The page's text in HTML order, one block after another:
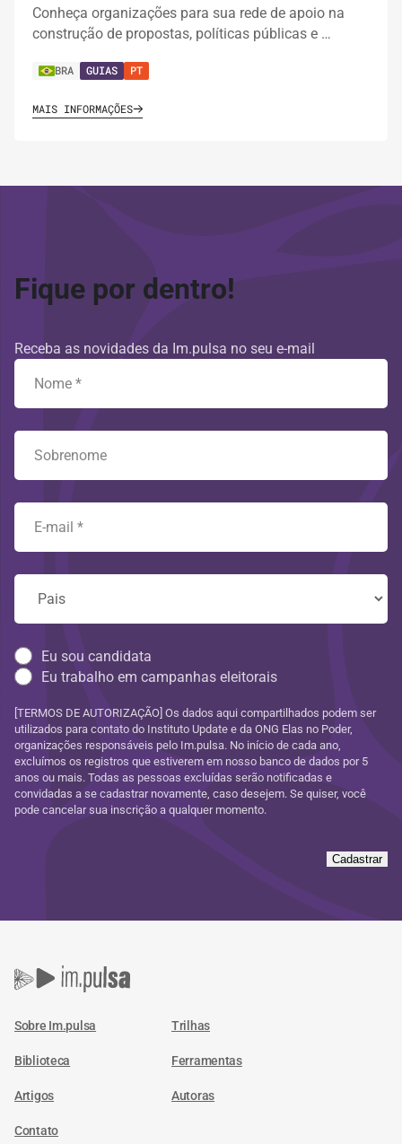
Conheça organizações para sua rede de apoio na
construção de propostas, políticas públicas e …
BRA GUIAS PT
MAIS INFORMAÇÕES
Fique por dentro!
Receba as novidades da Im.pulsa no seu e-mail
Eu sou candidata
Eu trabalho em campanhas eleitorais
[TERMOS DE AUTORIZAÇÃO] Os dados aqui compartilhados podem ser
utilizados para contato do Instituto Update e da ONG Elas no Poder,
organizações responsáveis pelo Im.pulsa. No início de cada ano,
excluímos os registros que estiverem em nosso banco de dados por 5
anos ou mais. Todas as pessoas excluídas serão notificadas e
convidadas a se cadastrar novamente, caso desejem. Se quiser, você
pode cancelar sua inscrição a qualquer momento.
Cadastrar
Sobre Im.pulsa Trilhas
Biblioteca Ferramentas
Artigos Autoras
Contato